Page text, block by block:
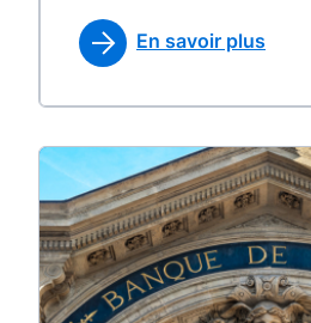
En savoir plus